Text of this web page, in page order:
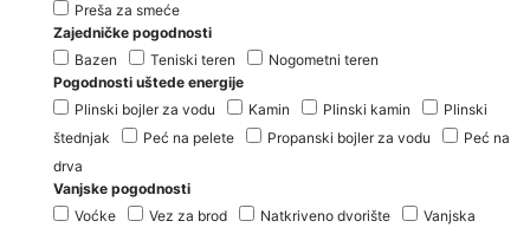
Preša za smeće
Zajedničke pogodnosti
Bazen
Teniski teren
Nogometni teren
Pogodnosti uštede energije
Plinski bojler za vodu
Kamin Plinski kamin
Plinski
štednjak
Peć na pelete Propanski bojler za vodu
Peć na
drva
Vanjske pogodnosti
Voćke
Vez za brod Natkriveno dvorište
Vanjska